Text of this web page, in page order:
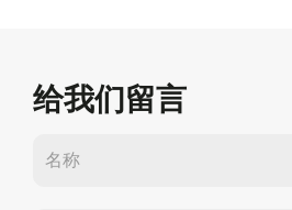
给我们留言
联